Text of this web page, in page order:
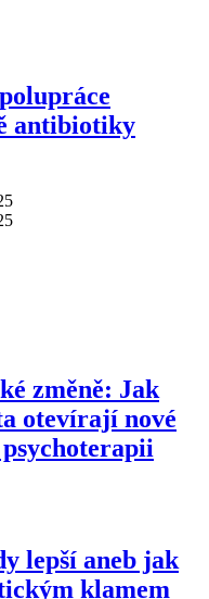
antibiotiky
změně: Jak
otevírají nové
lepší aneb jak
klamem